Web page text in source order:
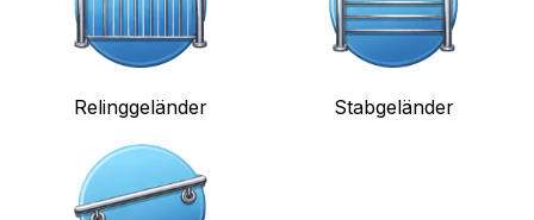
Relinggeländer Stabgeländer